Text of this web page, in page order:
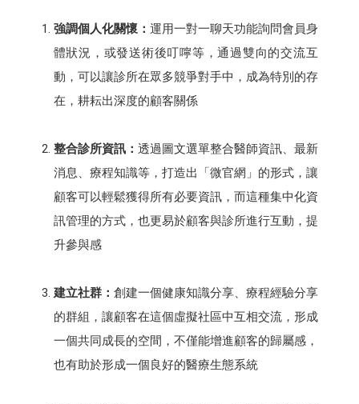
強調個人化關懷： 運用一對一聊天功能詢問會員身
體狀況，或發送術後叮嚀等，通過雙向的交流互
動，可以讓診所在眾多競爭對手中，成為特別的存
在，耕耘出深度的顧客關係
整合診所資訊： 透過圖文選單整合醫師資訊、最新
消息、療程知識等，打造出「微官網」的形式，讓
顧客可以輕鬆獲得所有必要資訊，而這種集中化資
訊管理的方式，也更易於顧客與診所進行互動，提
升參與感
建立社群： 創建一個健康知識分享、療程經驗分享
的群組，讓顧客在這個虛擬社區中互相交流，形成
一個共同成長的空間，不僅能增進顧客的歸屬感，
也有助於形成一個良好的醫療生態系統